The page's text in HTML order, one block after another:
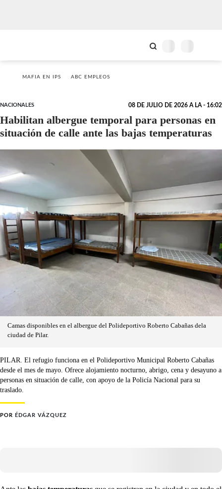
MAFIA EN IPS ABC EMPLEOS
NACIONALES 08 DE JULIO DE 2026 A LA - 16:02
Habilitan albergue temporal para personas en
situación de calle ante las bajas temperaturas
Camas disponibles en el albergue del Polideportivo Roberto Cabañas dela
ciudad de Pilar.
PILAR. El refugio funciona en el Polideportivo Municipal Roberto Cabañas
desde el mes de mayo. Ofrece alojamiento nocturno, abrigo, cena y desayuno a
personas en situación de calle, con apoyo de la Policía Nacional para su
traslado.
POR ÉDGAR VÁZQUEZ